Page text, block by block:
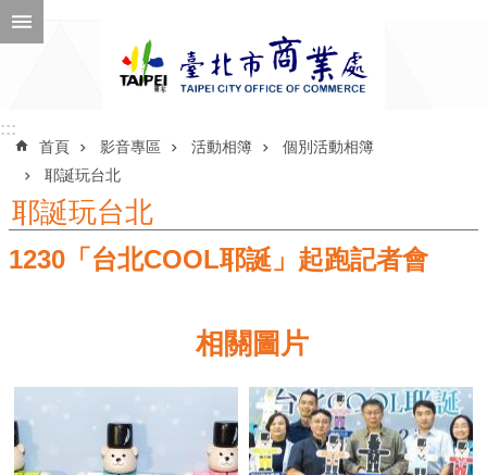
跳到主要內容區塊
公
告
關
介
紹
::::::
首頁 影音專區 活動相簿
個別活動相簿
耶誕玩台北
耶誕玩台北
1230「台北COOL耶誕」起跑記者會
相關圖片